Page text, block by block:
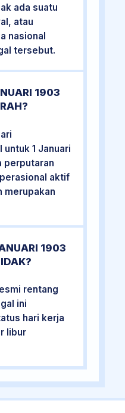
ada suatu
atau
nasional
tersebut.
1903
1 Januari
perputaran
aktif
merupakan
1903
rentang
ini
hari kerja
libur